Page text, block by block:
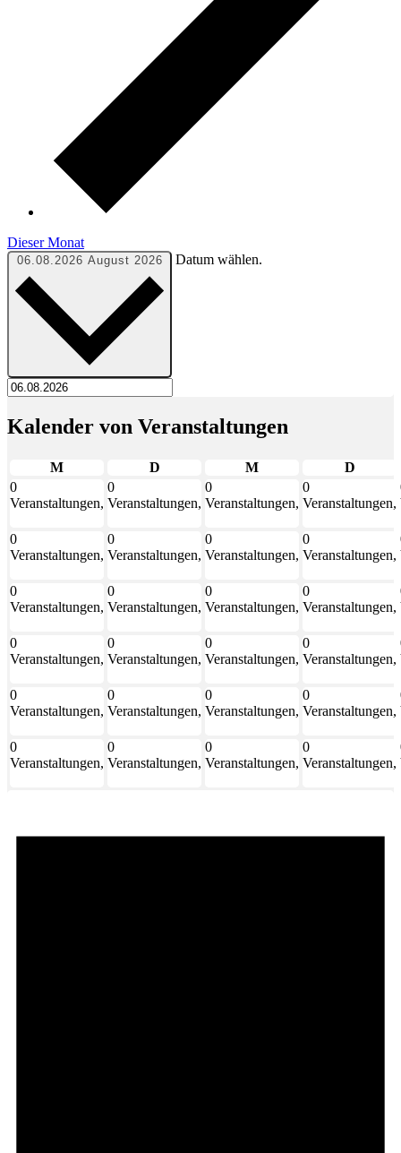
Dieser Monat
06.08.2026 August 2026 Datum wählen.
Kalender von Veranstaltungen
MMontag DDienstag MMittwoch D
0
Veranstaltungen,
0
Veranstaltungen,
0
Veranstaltungen,
0
Veranstaltungen,
0
Veranstaltungen,
0
Veranstaltungen,
0
Veranstaltungen,
0
Veranstaltungen,
0
Veranstaltungen,
0
Veranstaltungen,
0
Veranstaltungen,
0
Veranstaltungen,
0
Veranstaltungen,
0
Veranstaltungen,
0
Veranstaltungen,
0
Veranstaltungen,
0
Veranstaltungen,
0
Veranstaltungen,
0
Veranstaltungen,
0
Veranstaltungen,
0
Veranstaltungen,
0
Veranstaltungen,
0
Veranstaltungen,
0
Veranstaltungen,